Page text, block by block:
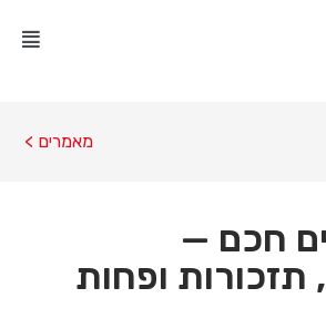
מאמרים >
חכם —
תזכורות ופחות